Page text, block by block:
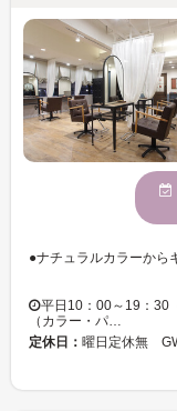
平日10：00～19：30
（カラー・パ…
定休日： 曜日定休無